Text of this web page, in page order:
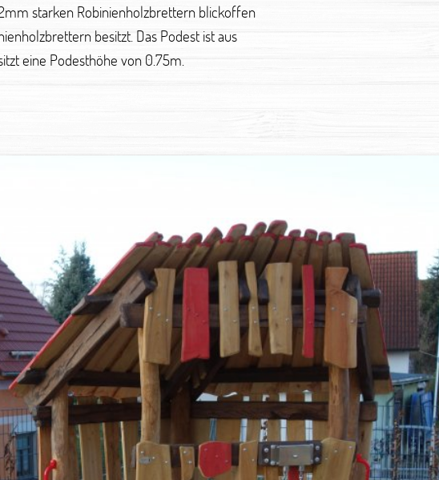
starken Robinienholzbrettern blickoffen
besitzt. Das Podest ist aus
eine Podesthöhe von 0.75m.